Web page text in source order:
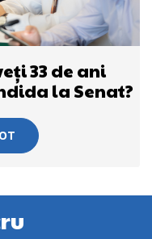
33 de ani
la Senat?